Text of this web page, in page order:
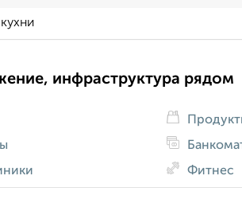
инфраструктура рядом
Фитнес